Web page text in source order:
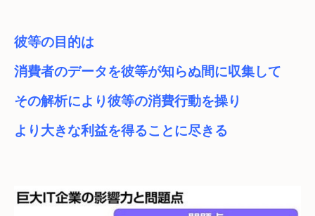
彼等の目的は
消費者のデータを彼等が知らぬ間に収集して
その解析により彼等の消費行動を操り
より大きな利益を得ることに尽きる